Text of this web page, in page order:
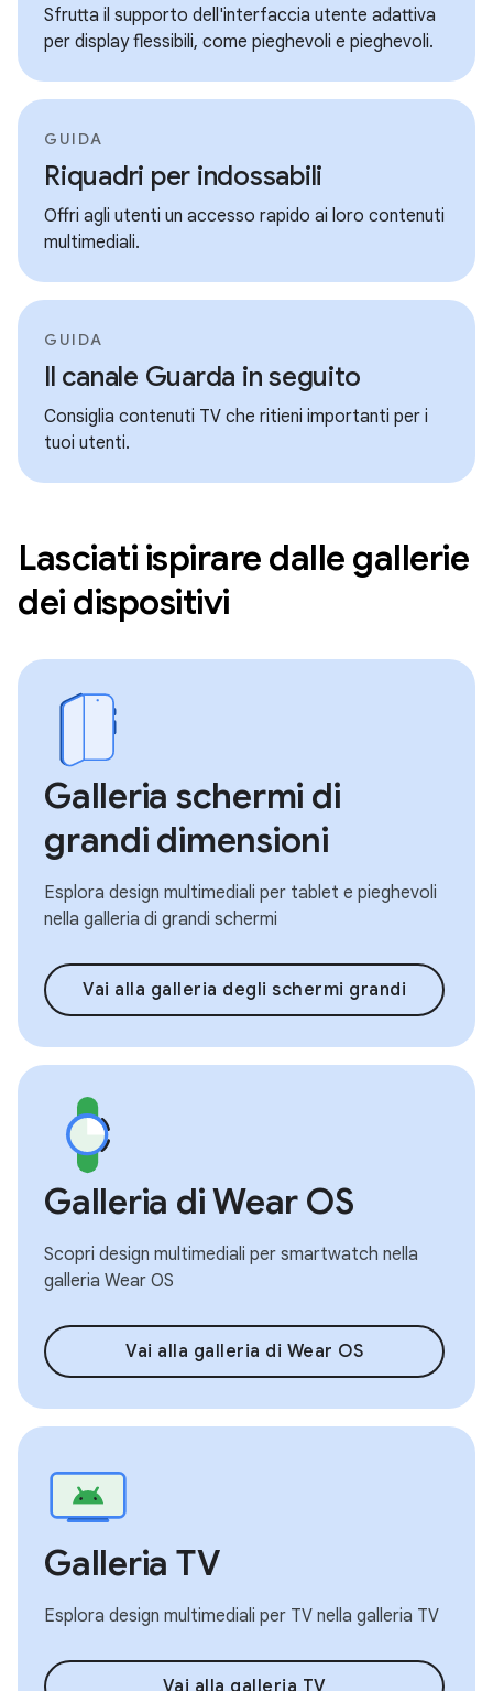
Sfrutta il supporto dell'interfaccia utente adattiva
per display flessibili, come pieghevoli e pieghevoli.
GUIDA
Riquadri per indossabili
Offri agli utenti un accesso rapido ai loro contenuti
multimediali.
GUIDA
Il canale Guarda in seguito
Consiglia contenuti TV che ritieni importanti per i
tuoi utenti.
Lasciati ispirare dalle gallerie
dei dispositivi
Galleria schermi di
grandi dimensioni
Esplora design multimediali per tablet e pieghevoli
nella galleria di grandi schermi
Vai alla galleria degli schermi grandi
Galleria di Wear OS
Scopri design multimediali per smartwatch nella
galleria Wear OS
Vai alla galleria di Wear OS
Galleria TV
Esplora design multimediali per TV nella galleria TV
Vai alla galleria TV